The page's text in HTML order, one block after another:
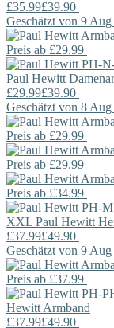
£35.99£39.90
Geschätzt von 9
Preis ab £29.99
Paul Hewitt
£29.99£39.90
Geschätzt von 8
Preis ab £29.99
Preis ab £29.99
Preis ab £34.99
XXL Paul Hewitt
£37.99£49.90
Geschätzt von 9
Preis ab £37.99
Hewitt Armband
£37.99£49.90